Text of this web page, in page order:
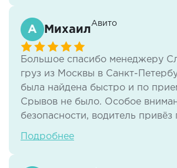
самое главное, вникла в наши
была готова помочь. Это
дорогого стоит!Перевозка
Михаил
Авито
Большое спасибо менеджеру
груз из Москвы в Санкт-
была найдена быстро и по
Срывов не было. Особое
безопасности, водитель привёз
с пломбой. Всегда был на связи.
Подробнее